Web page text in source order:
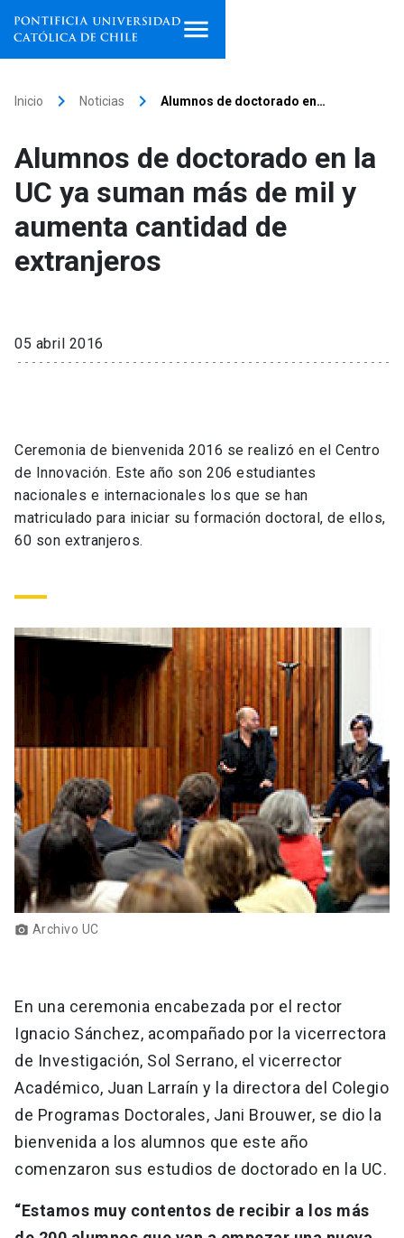
Facultades, escuelas e
institutos
Investigación
Información para keyboard_arrow_down
Futuros estudiantes
Académicos
Personal
launch
Padres y familia
Vecinos launch
Go to english site
Mi Cuenta UC launch
Medios Biblioteca
Donaciones launch
Inicio keyboard_arrow_right Noticias keyboard_arrow_right Alumnos de doctorado en…
Alumnos de doctorado en la
UC ya suman más de mil y
aumenta cantidad de
extranjeros
05 abril 2016
Ceremonia de bienvenida 2016 se realizó en el Centro
de Innovación. Este año son 206 estudiantes
nacionales e internacionales los que se han
matriculado para iniciar su formación doctoral, de ellos,
60 son extranjeros.
photo_camera Archivo UC
En una ceremonia encabezada por el rector
Ignacio Sánchez, acompañado por la vicerrectora
de Investigación, Sol Serrano, el vicerrector
Académico, Juan Larraín y la directora del Colegio
de Programas Doctorales, Jani Brouwer, se dio la
bienvenida a los alumnos que este año
comenzaron sus estudios de doctorado en la UC.
“Estamos muy contentos de recibir a los más